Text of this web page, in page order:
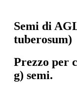
Semi di
tuberosum)
Prezzo per
g) semi.